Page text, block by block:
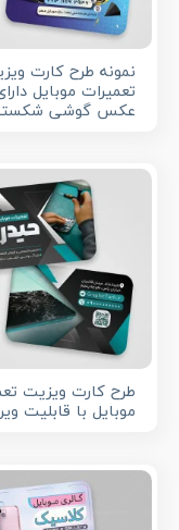
نمونه طرح کارت
تعمیرات موبایل
عکس گوشی
طرح کارت ویزیت
موبایل با قابلیت